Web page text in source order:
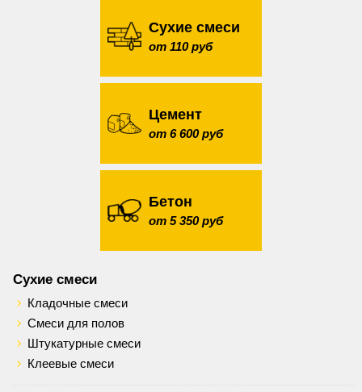
Сухие смеси
от 110 руб
Цемент
от 6 600 руб
Бетон
от 5 350 руб
Сухие смеси
Кладочные смеси
Смеси для полов
Штукатурные смеси
Клеевые смеси